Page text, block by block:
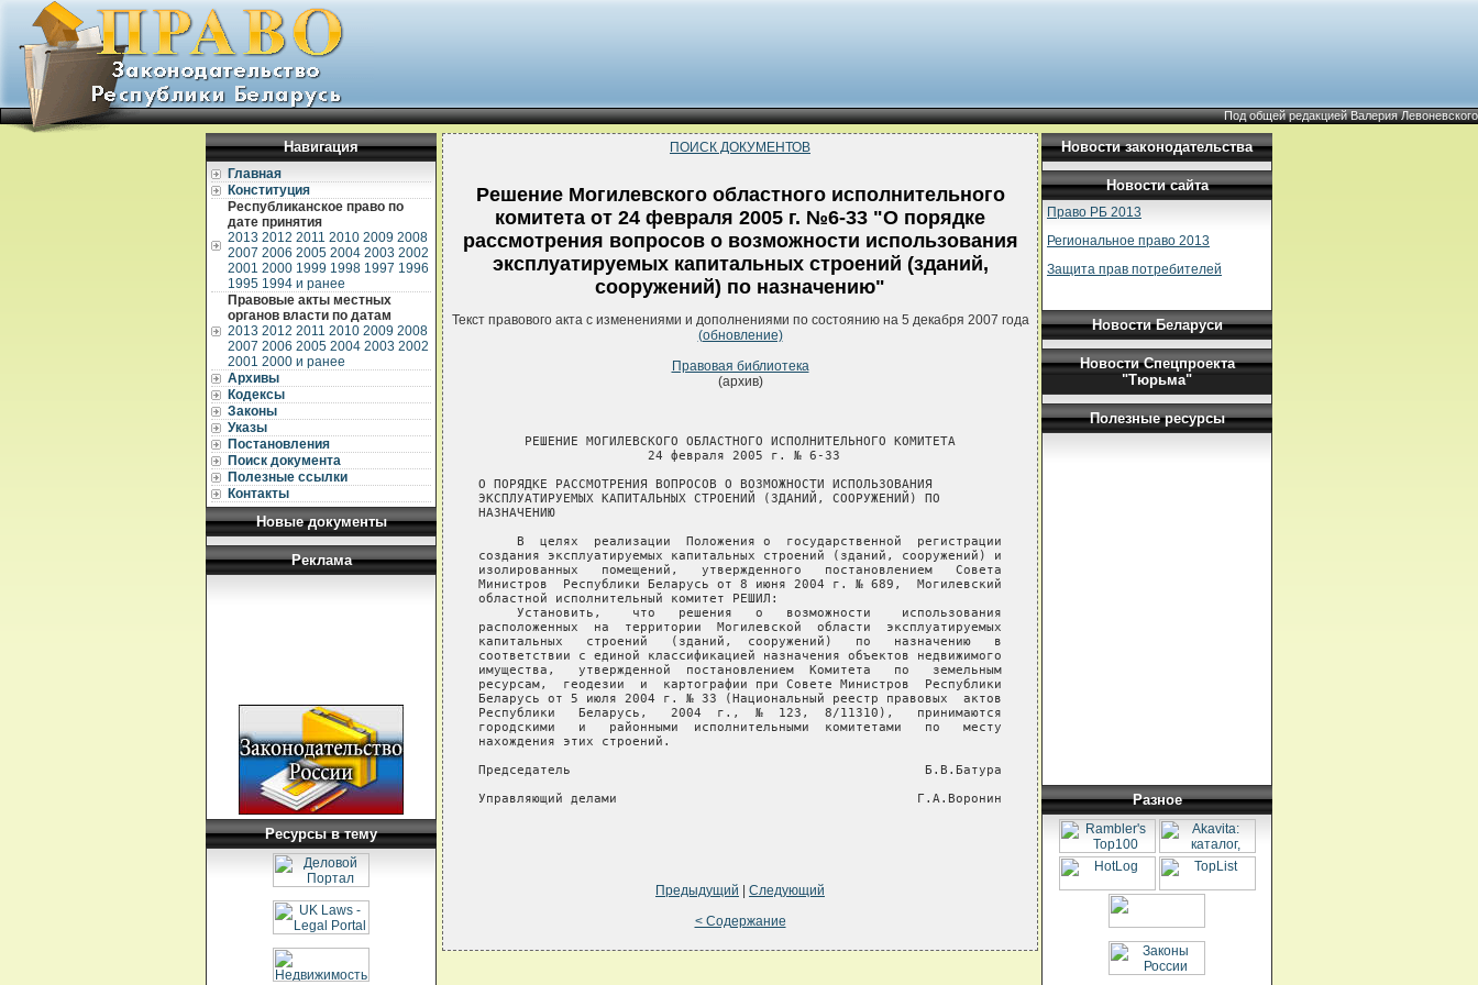
Под общей редакцией Валерия Левоневского
Навигация
Главная
Конституция
Республиканское право по
дате принятия
2013 2012 2011 2010 2009 2008
2007 2006 2005 2004 2003 2002
2001 2000 1999 1998 1997 1996
1995 1994 и ранее
Правовые акты местных
органов власти по датам
2013 2012 2011 2010 2009 2008
2007 2006 2005 2004 2003 2002
2001 2000 и ранее
Архивы
Кодексы
Законы
Указы
Постановления
Поиск документа
Полезные ссылки
Контакты
Новые документы
Реклама
Ресурсы в тему
ПОИСК ДОКУМЕНТОВ
Решение Могилевского областного исполнительного
комитета от 24 февраля 2005 г. №6-33 "О порядке
рассмотрения вопросов о возможности использования
эксплуатируемых капитальных строений (зданий,
сооружений) по назначению"
Текст правового акта с изменениями и дополнениями по состоянию на 5 декабря 2007 года
(обновление)
Правовая библиотека
(архив)
      РЕШЕНИЕ МОГИЛЕВСКОГО ОБЛАСТНОГО ИСПОЛНИТЕЛЬНОГО КОМИТЕТА
                      24 февраля 2005 г. № 6-33
О ПОРЯДКЕ РАССМОТРЕНИЯ ВОПРОСОВ О ВОЗМОЖНОСТИ ИСПОЛЬЗОВАНИЯ
ЭКСПЛУАТИРУЕМЫХ КАПИТАЛЬНЫХ СТРОЕНИЙ (ЗДАНИЙ, СООРУЖЕНИЙ) ПО
НАЗНАЧЕНИЮ
     В  целях  реализации  Положения о  государственной  регистрации
создания эксплуатируемых капитальных строений (зданий, сооружений) и
изолированных   помещений,   утвержденного   постановлением   Совета
Министров  Республики Беларусь от 8 июня 2004 г. № 689,  Могилевский
областной исполнительный комитет РЕШИЛ:
     Установить,    что   решения   о   возможности    использования
расположенных  на  территории  Могилевской  области  эксплуатируемых
капитальных   строений   (зданий,  сооружений)   по   назначению   в
соответствии с единой классификацией назначения объектов недвижимого
имущества,   утвержденной  постановлением  Комитета   по   земельным
ресурсам,  геодезии  и  картографии при Совете Министров  Республики
Беларусь от 5 июля 2004 г. № 33 (Национальный реестр правовых  актов
Республики   Беларусь,   2004  г.,  №  123,  8/11310),   принимаются
городскими   и   районными  исполнительными  комитетами   по   месту
нахождения этих строений.
Председатель                                              Б.В.Батура
Управляющий делами                                       Г.А.Воронин
Предыдущий
Следующий
< Содержание
Новости законодательства
Новости сайта
Право РБ 2013
Региональное право 2013
Защита прав потребителей
Новости Беларуси
Новости Спецпроекта
"Тюрьма"
Полезные ресурсы
Разное